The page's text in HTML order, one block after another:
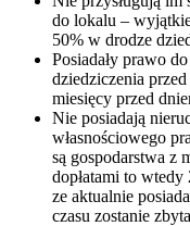
do lokalu –
50% w drodze
Posiadały prawo
dziedziczenia
miesięcy przed
Nie posiadają
własnościowego
są gospodarstwa z
dopłatami to
ze aktualnie
czasu zostanie